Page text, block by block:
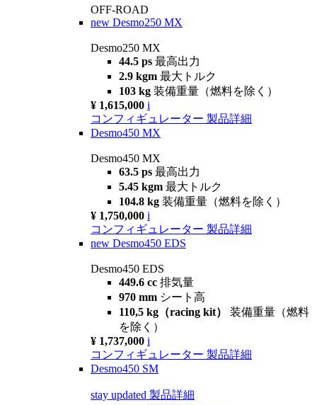
OFF-ROAD
new Desmo250 MX
Desmo250 MX
44.5 ps 最高出力
2.9 kgm 最大トルク
103 kg 装備重量（燃料を除く）
¥ 1,615,000 i
コンフィギュレーター 製品詳細
Desmo450 MX
Desmo450 MX
63.5 ps 最高出力
5.45 kgm 最大トルク
104.8 kg 装備重量（燃料を除く）
¥ 1,750,000 i
コンフィギュレーター 製品詳細
new Desmo450 EDS
Desmo450 EDS
449.6 cc 排気量
970 mm シート高
110,5 kg（racing kit） 装備重量（燃料
を除く）
¥ 1,737,000 i
コンフィギュレーター 製品詳細
Desmo450 SM
stay updated 製品詳細